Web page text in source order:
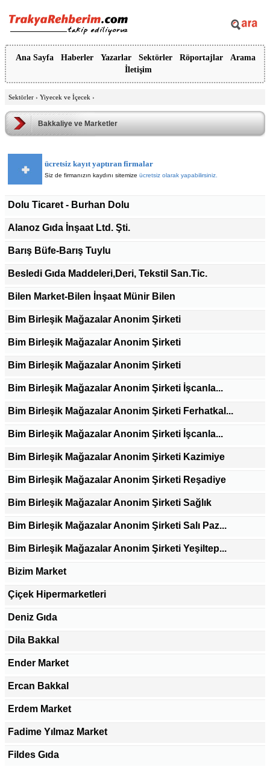
Ana Sayfa Haberler Yazarlar Sektörler Röportajlar
Arama
İletişim
Sektörler › Yiyecek ve İçecek ›
Bakkaliye ve Marketler
ücretsiz kayıt yaptıran firmalar
Siz de firmanızın kaydını sitemize ücretsiz olarak yapabilirsiniz.
Dolu Ticaret - Burhan Dolu
Alanoz Gıda İnşaat Ltd. Şti.
Barış Büfe-Barış Tuylu
Besledi Gıda Maddeleri,Deri, Tekstil San.Tic.
Bilen Market-Bilen İnşaat Münir Bilen
Bim Birleşik Mağazalar Anonim Şirketi
Bim Birleşik Mağazalar Anonim Şirketi
Bim Birleşik Mağazalar Anonim Şirketi
Bim Birleşik Mağazalar Anonim Şirketi İşcanla...
Bim Birleşik Mağazalar Anonim Şirketi Ferhatkal...
Bim Birleşik Mağazalar Anonim Şirketi İşcanla...
Bim Birleşik Mağazalar Anonim Şirketi Kazimiye
Bim Birleşik Mağazalar Anonim Şirketi Reşadiye
Bim Birleşik Mağazalar Anonim Şirketi Sağlık
Bim Birleşik Mağazalar Anonim Şirketi Salı Paz...
Bim Birleşik Mağazalar Anonim Şirketi Yeşiltep...
Bizim Market
Çiçek Hipermarketleri
Deniz Gıda
Dila Bakkal
Ender Market
Ercan Bakkal
Erdem Market
Fadime Yılmaz Market
Fildes Gıda